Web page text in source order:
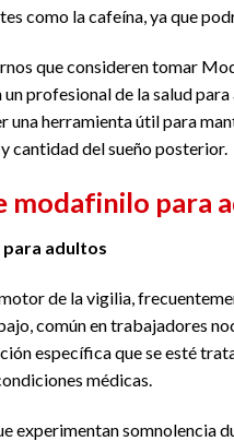
como la cafeína, ya que
que consideren tomar
profesional de la salud
una herramienta útil para
cantidad del sueño posterior.
modafinilo para
para adultos
de la vigilia,
común en trabajadores
específica que se esté
médicas.
experimentan somnolencia